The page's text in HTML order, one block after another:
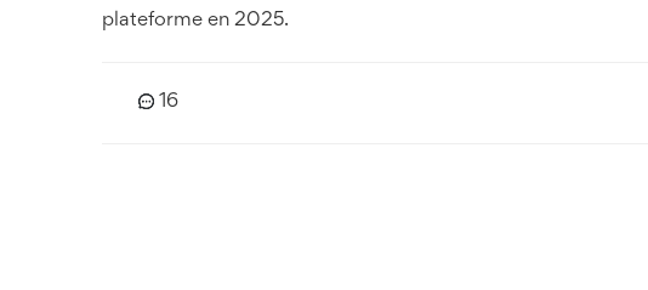
plateforme en 2025.
16